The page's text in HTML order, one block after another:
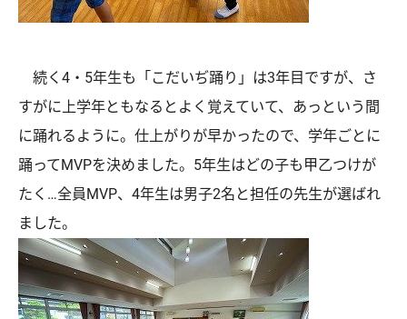
続く4・5年生も「こだいぢ踊り」は3年目ですが、さ
すがに上学年ともなるとよく覚えていて、あっという間
に踊れるように。仕上がりが早かったので、学年ごとに
踊ってMVPを決めました。5年生はどの子も甲乙つけが
たく…全員MVP、4年生は男子2名と担任の先生が選ばれ
ました。